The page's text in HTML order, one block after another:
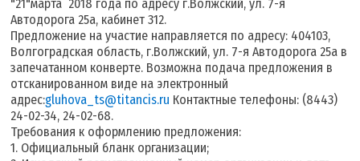
"21"марта 2018 года по адресу г.Волжский, ул. 7-я
Автодорога 25а, кабинет 312.
Предложение на участие направляется по адресу: 404103,
Волгоградская область, г.Волжский, ул. 7-я Автодорога 25а в
запечатанном конверте. Возможна подача предложения в
отсканированном виде на электронный
адрес:gluhova_ts@titancis.ru Контактные телефоны: (8443)
24-02-34, 24-02-68.
Требования к оформлению предложения:
1. Официальный бланк организации;